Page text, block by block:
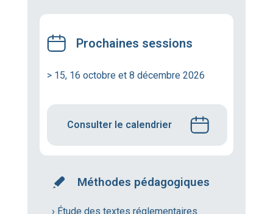
Prochaines sessions
> 15, 16 octobre et 8 décembre 2026
Consulter le calendrier
Méthodes pédagogiques
› Étude des textes réglementaires